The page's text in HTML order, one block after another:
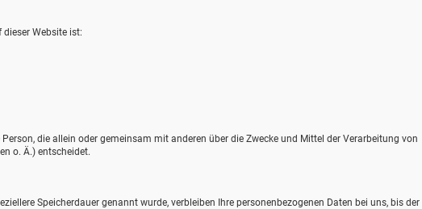
Website ist:
die allein oder gemeinsam mit anderen über die Zwecke und Mittel der Verarbeitung von
o. Ä.) entscheidet.
Speicherdauer genannt wurde, verbleiben Ihre personenbezogenen Daten bei uns, bis der